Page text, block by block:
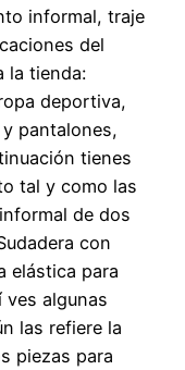
informal, traje
del
la tienda:
deportiva,
pantalones,
tienes
tal y como las
de dos
con
elástica para
ves algunas
las refiere la
piezas para